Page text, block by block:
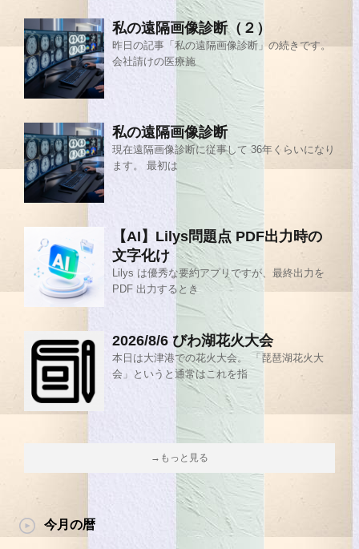
私の遠隔画像診断（２）
昨日の記事「私の遠隔画像診断」の続きです。
会社請けの医療施
私の遠隔画像診断
現在遠隔画像診断に従事して 36年くらいになり
ます。 最初は
【AI】Lilys問題点 PDF出力時の
文字化け
Lilys は優秀な要約アプリですが、最終出力を
PDF 出力するとき
2026/8/6 びわ湖花火大会
本日は大津港での花火大会。 「琵琶湖花火大
会」というと通常はこれを指
→もっと見る
今月の暦